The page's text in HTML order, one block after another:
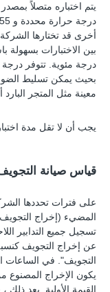
يتم اختباره متصلاً
أخرى قد تختارها
درجة مئوية. تتوفر درجة
معينة مثل المتجر البارد
يجب أن لا تقل مدة اختبار LM-80 عن 6000 ساعة.
قياس صيانة
على فترات تحددها
تسجيل جميع التدابير
عن إخراج التجويف
التجويف". في الساعات